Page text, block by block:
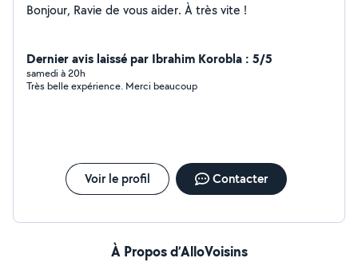
Bonjour, Ravie de vous aider. À très vite !
Dernier avis laissé par Ibrahim Korobla : 5/5
samedi à 20h
Très belle expérience. Merci beaucoup
Voir le profil Contacter
À Propos d’AlloVoisins